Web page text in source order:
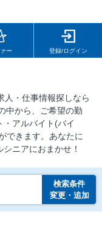
ー 登録/ログイン
⼈・仕事情報探しなら
中から、ご希望の勤
アルバイト(バイ
できます。あなたに
ニアにおまかせ！
検索条件
変更・追加